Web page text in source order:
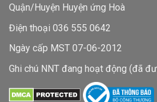
Quận/Huyện Huyện ứng Hoà
Điện thoại 036 555 0642
Ngày cấp MST 07-06-2012
Ghi chú NNT đang hoạt động (đã